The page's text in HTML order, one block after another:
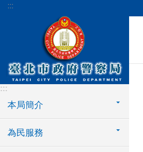
跳到主要內容區塊
:::
:::
本局簡介
為民服務